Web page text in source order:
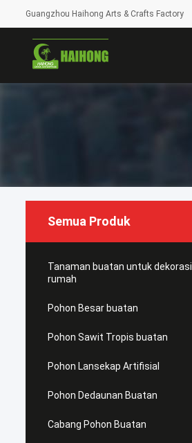
Guangzhou Haihong Arts & Crafts Factory
Semua Produk
Tanaman buatan untuk dekorasi
rumah
Pohon Besar buatan
Pohon Sawit Tropis buatan
Pohon Lansekap Artifisial
Pohon Dedaunan Buatan
Cabang Pohon Buatan